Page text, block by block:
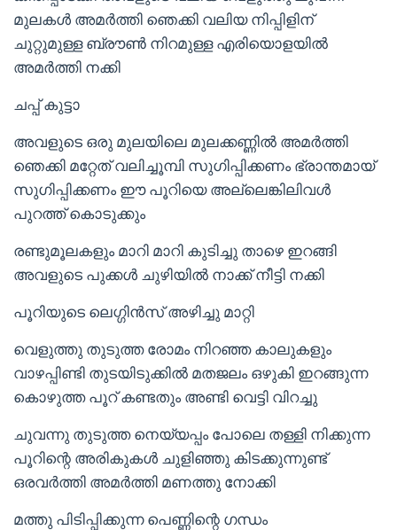
മുലകൾ അമർത്തി ഞെക്കി വലിയ നിപ്പിളിന്
ചുറ്റുമുള്ള ബ്രൗൺ നിറമുള്ള എരിയൊളയിൽ
അമർത്തി നക്കി
ചപ്പ് കുട്ടാ
അവളുടെ ഒരു മുലയിലെ മുലക്കണ്ണിൽ അമർത്തി
ഞെക്കി മറ്റേത് വലിച്ചൂമ്പി സുഗിപ്പിക്കണം ഭ്രാന്തമായ്
സുഗിപ്പിക്കണം ഈ പൂറിയെ അല്ലെങ്കിലിവൾ
പുറത്ത് കൊടുക്കും
രണ്ടുമൂലകളും മാറി മാറി കുടിച്ചു താഴെ ഇറങ്ങി
അവളുടെ പുക്കൾ ചുഴിയിൽ നാക്ക് നീട്ടി നക്കി
പൂറിയുടെ ലെഗ്ഗിൻസ് അഴിച്ചു മാറ്റി
വെളുത്തു തുടുത്ത രോമം നിറഞ്ഞ കാലുകളും
വാഴപ്പിണ്ടി തുടയിടുക്കിൽ മതജലം ഒഴുകി ഇറങ്ങുന്ന
കൊഴുത്ത പൂറ് കണ്ടതും അണ്ടി വെട്ടി വിറച്ചു
ചുവന്നു തുടുത്ത നെയ്യപ്പം പോലെ തള്ളി നിക്കുന്ന
പൂറിന്റെ അരികുകൾ ചുളിഞ്ഞു കിടക്കുന്നുണ്ട്
ഒരവർത്തി അമർത്തി മണത്തു നോക്കി
മത്തു പിടിപ്പിക്കുന്ന പെണ്ണിന്റെ ഗന്ധം